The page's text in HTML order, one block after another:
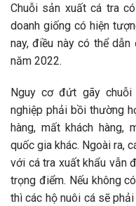
Chuỗi sản xuất cá tra
doanh giống có hiện
nay, điều này có thể
năm 2022.
Nguy cơ đứt gãy chuỗi
nghiệp phải bồi thường
hàng, mất khách hàng,
quốc gia khác. Ngoài ra,
với cá tra xuất khẩu vẫn
trọng điểm. Nếu không
thì các hộ nuôi cá sẽ